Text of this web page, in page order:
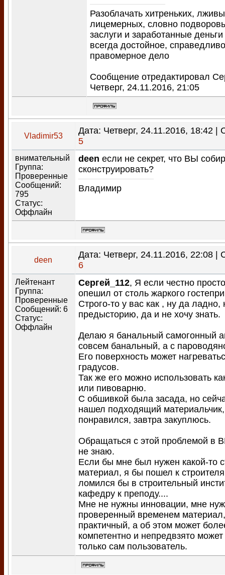
Разоблачать хитреньких,
лицемерных, словно
заслуги и заработанные
всегда достойное,
правомерное дело
Сообщение отредактировал
Четверг, 24.11.2016, 21:05
Vladimir53
Дата: Четверг, 24.11.2016, 18:42 |
5
внимательный
Группа:
Проверенные
Сообщений:
795
Статус:
Оффлайн
deen если не секрет, что ВЫ
сконструировать?
Владимир
deen
Дата: Четверг, 24.11.2016, 22:08 |
6
Лейтенант
Группа:
Проверенные
Сообщений: 6
Статус:
Оффлайн
Сергей_112, Я если честно
опешил от столь жаркого
Строго-то у вас как , ну да ладно,
предысторию, да и не хочу знать.
Делаю я банальный самогонный
совсем банальный, а с
Его поверхность может
градусов.
Так же его можно использовать
или пивоварню.
С обшивкой была засада, но
нашел подходящий
понравился, завтра закуплюсь.
Обращаться с этой проблемой в
не знаю.
Если бы мне был нужен какой-то
материал, я бы пошел к
ломился бы в строительный
кафедру к преподу....
Мне не нужны инновации, мне
проверенный временем
практичный, а об этом может
компетентно и непредвзято может
только сам пользователь.